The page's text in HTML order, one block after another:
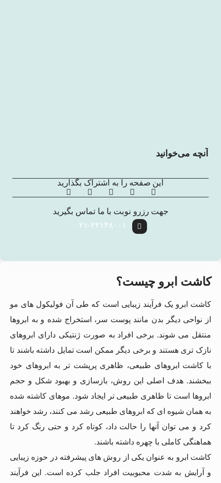
آنچه می‌خوانید
این صفحه را به اشتراک بگذارید
جهت رزرو نوبت با ما تماس بگیرید
۰۲۱-۲۲۱۴۸۰۰۱
کاشت ابرو چیست؟
کاشت ابرو یک فرآیند زیبایی است که طی آن فولیکول های مو
از نواحی دیگر بدن مانند پوست سر، استخراج شده و به ابروها
منتقل می شوند. برخی افراد به صورت ژنتیکی دارای ابروهای
نازک تری هستند و برخی دیگر ممکن است تمایل داشته باشند تا
با کاشت ابروهای طبیعی، ظاهری پرپشت تر به ابروهای خود
ببخشند. هدف اصلی این روش، بازسازی و بهبود شکل و حجم
ابروها است تا ظاهری طبیعی تر ایجاد شود. موهای کاشته شده
به همان شیوه ای که ابروهای طبیعی رشد می کنند، رشد خواهند
کرد و می توان آنها را حالت داد، کوتاه کرد و حتی رنگ کرد تا
هماهنگی کاملی با چهره داشته باشند.
کاشت ابرو به عنوان یکی از روش های پیشرفته در حوزه زیبایی
و آرایش به شدت محبوبیت افراد جلب کرده است. این فرآیند